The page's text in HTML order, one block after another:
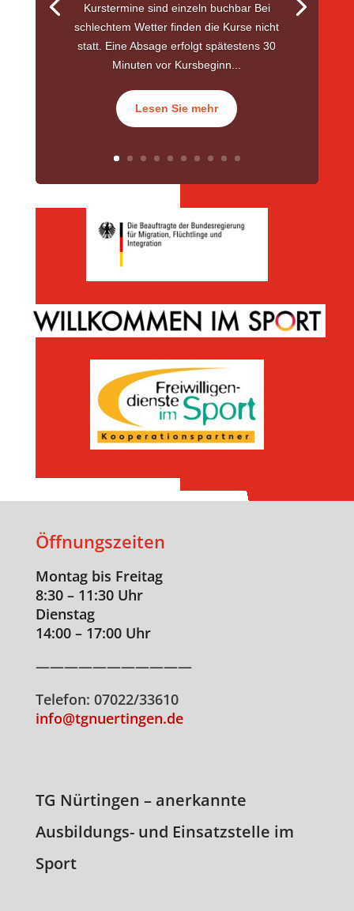
Kurstermine sind einzeln buchbar Bei
schlechtem Wetter finden die Kurse nicht
statt. Eine Absage erfolgt spätestens 30
Minuten vor Kursbeginn...
Lesen Sie mehr
Öffnungszeiten
Montag bis Freitag
8:30 – 11:30 Uhr
Dienstag
14:00 – 17:00 Uhr
———————————
Telefon: 07022/33610
info@tgnuertingen.de
TG Nürtingen – anerkannte
Ausbildungs- und Einsatzstelle im
Sport